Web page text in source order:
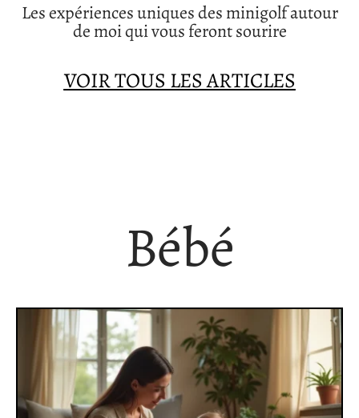
Les expériences uniques des minigolf autour
de moi qui vous feront sourire
VOIR TOUS LES ARTICLES
Bébé